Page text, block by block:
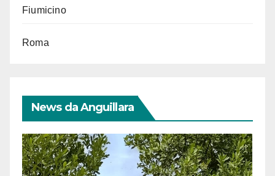
Fiumicino
Roma
News da Anguillara